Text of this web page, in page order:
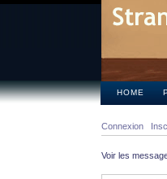
HOME
Connexion
Voir les